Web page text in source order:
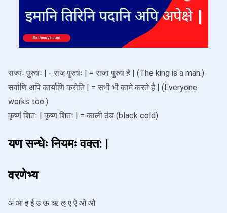
राज्यः पुरुषः | - राज पुरुषः | = राजा पुरुष है | (The king is a man.)
सर्वाणि अपि कार्याणि करोति | = सभी भी कामे करते है | (Everyone
works too.)
कृष्णं शितः | कृष्ण शितः | = काली ठंड (black cold)
यण सन्धेः नियमः वक्त: |
वरणेभ्य
अ आ इ ई उ ऊ ऋ ऌ ए ऐ ओ औ